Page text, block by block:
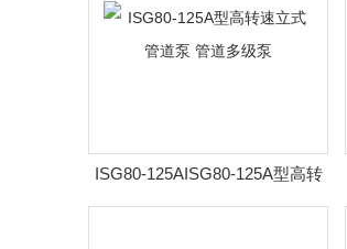
ISG80-125AISG80-125A型高转
速立式管道泵 管道多级泵